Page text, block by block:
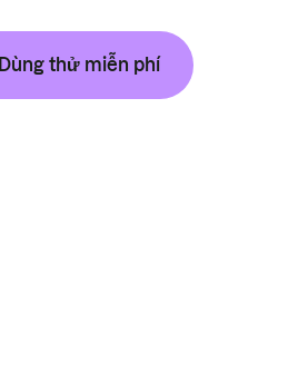
Dùng thử miễn phí